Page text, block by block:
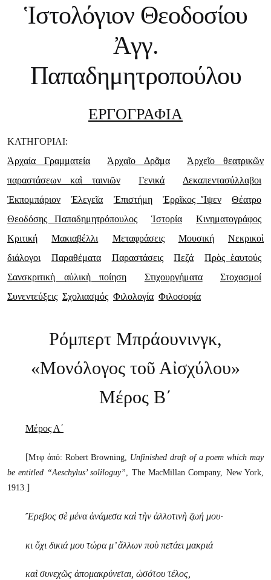
Ἱστολόγιον Θεοδοσίου
Ἀγγ.
Παπαδημητροπούλου
ΕΡΓΟΓΡΑΦΙΑ
ΚΑΤΗΓΟΡΙΑΙ:
Ἀρχαία Γραμματεία
Ἀρχαῖο Δρᾶμα
Ἀρχεῖο θεατρικῶν
παραστάσεων καὶ ταινιῶν
Γενικά
Δεκαπεντασύλλαβοι
Ἐκπομπάριον
Ἐλεγεῖα Ἐπιστήμη Ἑρρῖκος Ἴψεν
Θέατρο
Θεοδόσης Παπαδημητρόπουλος
Ἱστορία
Κινηματογράφος
Κριτική
Μακιαβέλλι Μεταφράσεις Μουσική
Νεκρικοὶ
διάλογοι
Παραθέματα Παραστάσεις Πεζά
Πρὸς ἑαυτούς
Σανσκριτικὴ αὐλικὴ ποίηση
Στιχουργήματα
Στοχασμοί
Συνεντεύξεις Σχολιασμός Φιλολογία Φιλοσοφία
Ρόμπερτ Μπράουνινγκ,
«Μονόλογος τοῦ Αἰσχύλου»
Μέρος Β΄
Μέρος Α΄
[Μτφ ἀπό: Robert Browning, Unfinished draft of a poem which may
be entitled “Aeschylus’ soliloguy”, The MacMillan Company, New York,
1913.]
Ἔρεβος σὲ μένα ἀνάμεσα καὶ τὴν ἀλλοτινὴ ζωή μου·
κι ὄχι δικιά μου τώρα μ’ ἄλλων ποὺ πετάει μακριά
καὶ συνεχῶς ἀπομακρύνεται, ὡσότου τέλος,